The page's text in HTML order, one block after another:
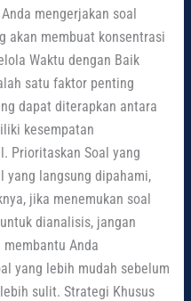
mengerjakan soal
akan membuat konsentrasi
Waktu dengan Baik
satu faktor penting
dapat diterapkan antara
kesempatan
Prioritaskan Soal yang
yang langsung dipahami,
jika menemukan soal
dianalisis, jangan
Anda
yang lebih mudah sebelum
sulit. Strategi Khusus